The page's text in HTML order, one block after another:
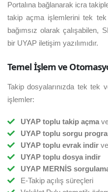
Portalına bağlanarak icra
takip açma işlemlerini tek
bağımsız olarak çalışabilen,
bir UYAP iletişim yazılımıdır.
Temel İşlem ve
Takip dosyalarınızda tek tek
işlemler:
UYAP toplu takip açmave
UYAP toplu sorgu
UYAP toplu evrak indirve
UYAP toplu dosya indir
UYAP MERNİS
E-Takip açılış süreçleri